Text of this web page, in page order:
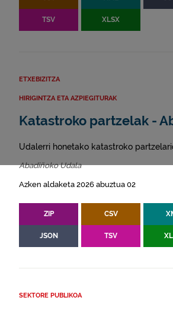
TSV XLSX
ETXEBIZITZA
HIRIGINTZA ETA AZPIEGITURAK
Katastroko partzelak -
Udalerri honetako katastroko
Abadiñoko Udala
Azken aldaketa 2026 abuztua 02
ZIP CSV
JSON TSV
SEKTORE PUBLIKOA